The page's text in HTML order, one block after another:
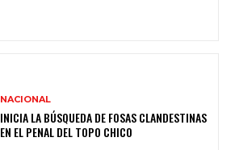
NACIONAL
INICIA LA BÚSQUEDA DE FOSAS CLANDESTINAS
EN EL PENAL DEL TOPO CHICO